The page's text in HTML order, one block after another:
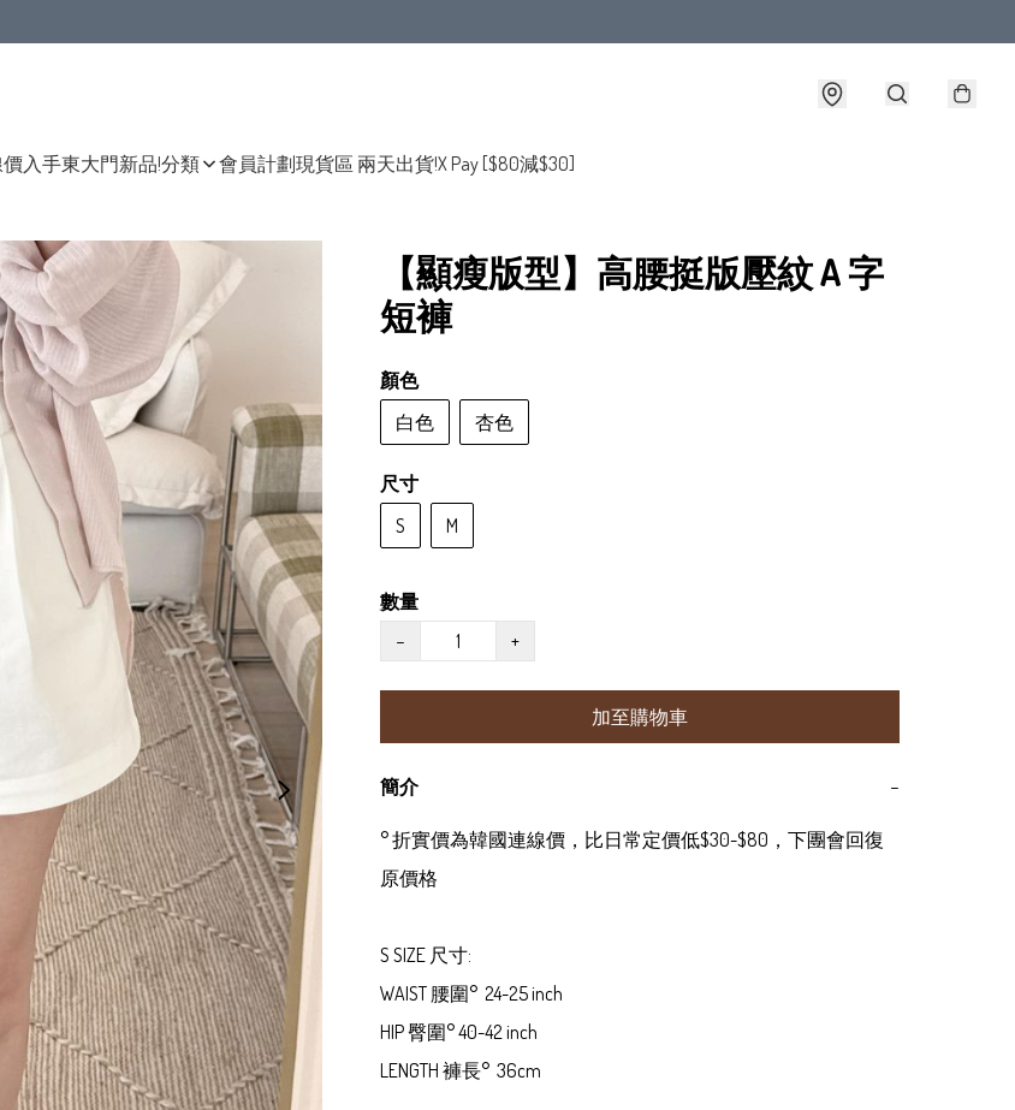
價入手東大門新品!分類 會員計劃現貨區 兩天出貨!X Pay [$80減$30]
【顯瘦版型】高腰挺版壓紋 A 字
短褲
顏色
白色
杏色
尺寸
S
M
數量
−
+
加至購物車
簡介 −
° 折實價為韓國連線價，比日常定價低$30-$80，下團會回復
原價格
S SIZE 尺寸:
WAIST 腰圍°  24-25 inch
HIP 臀圍° 40-42 inch
LENGTH 褲長°  36cm